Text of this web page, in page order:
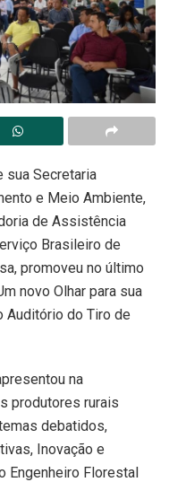
sua Secretaria
e Meio Ambiente,
de Assistência
Brasileiro de
promoveu no último
novo Olhar para sua
Auditório do Tiro de
na
produtores rurais
debatidos,
Inovação e
Engenheiro Florestal